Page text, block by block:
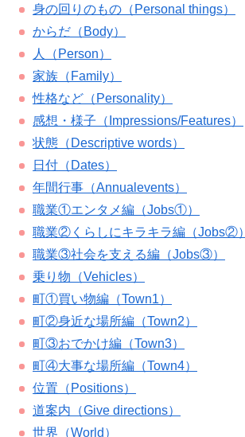
身の回りのもの（Personal things）
からだ（Body）
人（Person）
家族（Family）
性格など（Personality）
感想・様子（Impressions/Features）
状態（Descriptive words）
日付（Dates）
年間行事（Annualevents）
職業①エンタメ編（Jobs①）
職業②くらしにキラキラ編（Jobs②）
職業③社会を支える編（Jobs③）
乗り物（Vehicles）
町①買い物編（Town1）
町②身近な場所編（Town2）
町③おでかけ編（Town3）
町④大事な場所編（Town4）
位置（Positions）
道案内（Give directions）
世界（World）